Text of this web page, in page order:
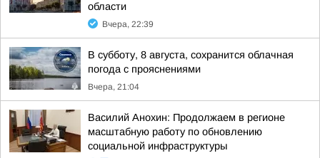
области
Вчера, 22:39
В субботу, 8 августа, сохранится облачная
погода с прояснениями
Вчера, 21:04
Василий Анохин: Продолжаем в регионе
масштабную работу по обновлению
социальной инфраструктуры